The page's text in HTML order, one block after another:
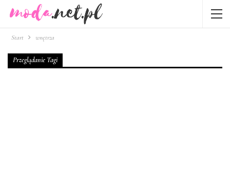
Start wnętrza
Przeglądanie Tagi